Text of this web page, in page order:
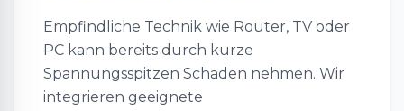
Empfindliche Technik wie Router, TV oder
PC kann bereits durch kurze
Spannungsspitzen Schaden nehmen. Wir
integrieren geeignete